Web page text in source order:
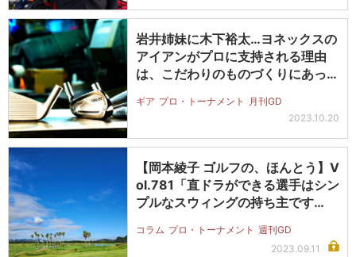
岩井姉妹に木下裕太…ヨネックスの
アイアンがプロに支持される理由
は、こだわりのものづくりにあっ
ギア プロ・トーナメント
月刊GD
2023.10.20
【岡本綾子 ゴルフの、ほんとう】V
ol.781「直ドラができる選手はシン
プルなスウィングの持ち主です…
コラム プロ・トーナメント 週刊GD
2023.09.11